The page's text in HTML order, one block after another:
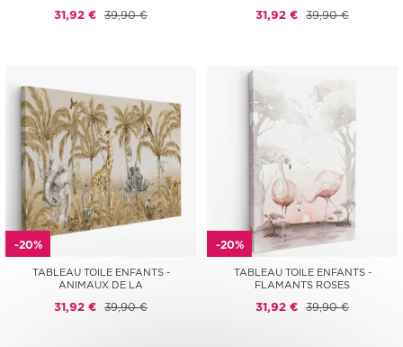
31,92 € 39,90 € 31,92 € 39,90 €
-20%
TABLEAU TOILE ENFANTS -
ANIMAUX DE LA
31,92 € 39,90 €
-20%
TABLEAU TOILE ENFANTS -
FLAMANTS ROSES
31,92 € 39,90 €